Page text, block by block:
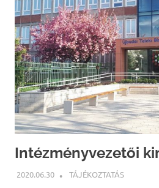
Intézményvezetői
2020.06.30 NBEA
TÁJÉKOZTATÁS